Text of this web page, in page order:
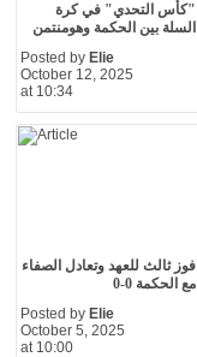
"كأس التحدي" في كرة
السلة بين الحكمة وهومنتمن
Posted by Elie
October 12, 2025
at 10:34
فوز ثالث للعهد وتعادل الصفاء
مع الحكمة 0-0
Posted by Elie
October 5, 2025
at 10:00